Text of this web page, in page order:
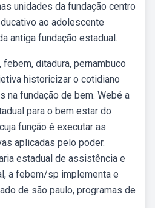
unidades da fundação centro
ao adolescente
antiga fundação estadual.
ditadura, pernambuco
historicizar o cotidiano
fundação de bem. Webé a
para o bem estar do
função é executar as
aplicadas pelo poder.
estadual de assistência e
a febem/sp implementa e
de são paulo, programas de